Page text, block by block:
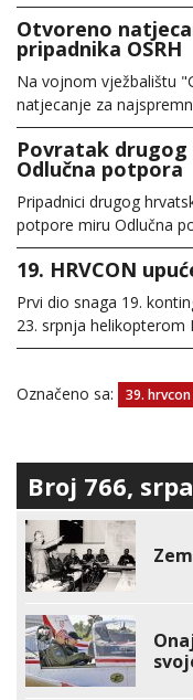
Otvoreno
pripadnika OSRH
Na vojnom vježbalištu
natjecanje za
Povratak drugog
Odlučna potpora
Pripadnici drugog
potpore miru Odlučna
19. HRVCON
Prvi dio snaga 19.
23. srpnja helikopterom
Označeno sa: 39. hrvcon
Broj 766,